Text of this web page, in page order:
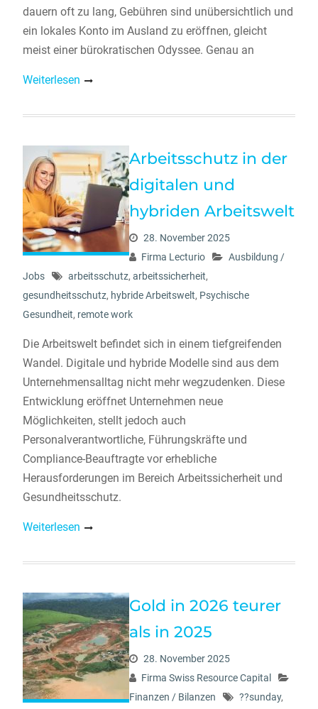
dauern oft zu lang, Gebühren sind unübersichtlich und
ein lokales Konto im Ausland zu eröffnen, gleicht
meist einer bürokratischen Odyssee. Genau an
Weiterlesen
Arbeitsschutz in der
digitalen und
hybriden Arbeitswelt
28. November 2025
Firma Lecturio
Ausbildung /
Jobs
arbeitsschutz, arbeitssicherheit,
gesundheitsschutz, hybride Arbeitswelt, Psychische
Gesundheit, remote work
Die Arbeitswelt befindet sich in einem tiefgreifenden
Wandel. Digitale und hybride Modelle sind aus dem
Unternehmensalltag nicht mehr wegzudenken. Diese
Entwicklung eröffnet Unternehmen neue
Möglichkeiten, stellt jedoch auch
Personalverantwortliche, Führungskräfte und
Compliance-Beauftragte vor erhebliche
Herausforderungen im Bereich Arbeitssicherheit und
Gesundheitsschutz.
Weiterlesen
Gold in 2026 teurer
als in 2025
28. November 2025
Firma Swiss Resource Capital
Finanzen / Bilanzen
??sunday,